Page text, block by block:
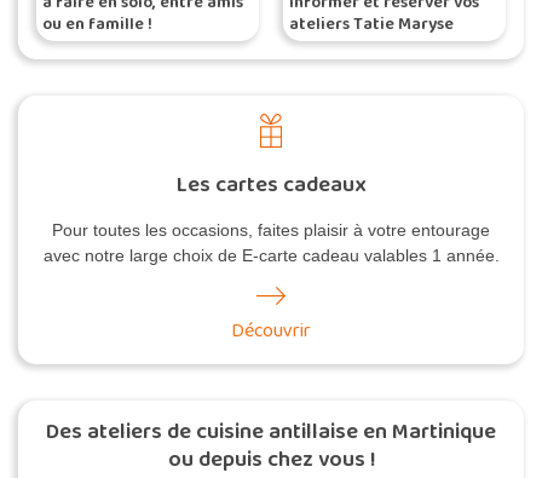
ou en famille !
ateliers Tatie Maryse
Les cartes cadeaux
Pour toutes les occasions, faites plaisir à votre entourage
avec notre large choix de E-carte cadeau valables 1 année.
Découvrir
Des ateliers de cuisine antillaise en Martinique
ou depuis chez vous !